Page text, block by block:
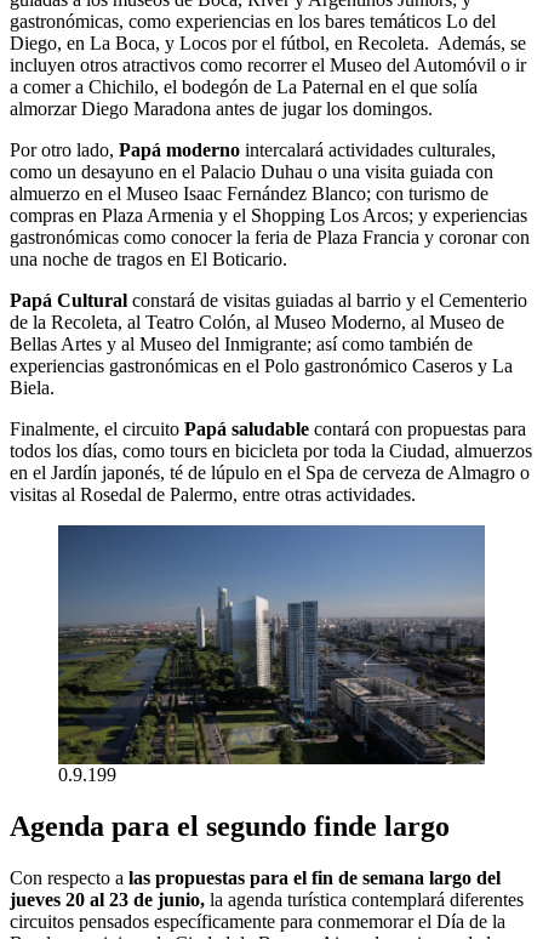
gastronómicas, como experiencias en los bares temáticos Lo del
Diego, en La Boca, y Locos por el fútbol, en Recoleta. Además, se
incluyen otros atractivos como recorrer el Museo del Automóvil o ir
a comer a Chichilo, el bodegón de La Paternal en el que solía
almorzar Diego Maradona antes de jugar los domingos.
Por otro lado, Papá moderno intercalará actividades culturales,
como un desayuno en el Palacio Duhau o una visita guiada con
almuerzo en el Museo Isaac Fernández Blanco; con turismo de
compras en Plaza Armenia y el Shopping Los Arcos; y experiencias
gastronómicas como conocer la feria de Plaza Francia y coronar con
una noche de tragos en El Boticario.
Papá Cultural constará de visitas guiadas al barrio y el Cementerio
de la Recoleta, al Teatro Colón, al Museo Moderno, al Museo de
Bellas Artes y al Museo del Inmigrante; así como también de
experiencias gastronómicas en el Polo gastronómico Caseros y La
Biela.
Finalmente, el circuito Papá saludable contará con propuestas para
todos los días, como tours en bicicleta por toda la Ciudad, almuerzos
en el Jardín japonés, té de lúpulo en el Spa de cerveza de Almagro o
visitas al Rosedal de Palermo, entre otras actividades.
0.9.199
Agenda para el segundo finde largo
Con respecto a las propuestas para el fin de semana largo del
jueves 20 al 23 de junio, la agenda turística contemplará diferentes
circuitos pensados específicamente para conmemorar el Día de la